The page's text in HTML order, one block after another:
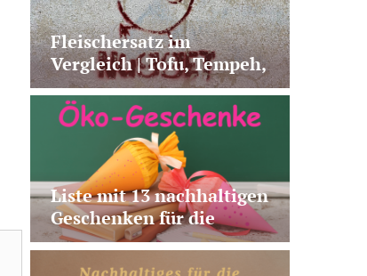
Fleischersatz im
Vergleich | Tofu, Tempeh,
Seitan & Co.
Liste mit 13 nachhaltigen
Geschenken für die
Schultüte | plastikfrei,
vegan, nützlich, fairtrade